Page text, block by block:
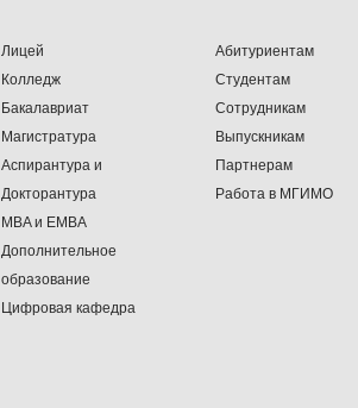
Лицей
Колледж
Бакалавриат
Магистратура
Аспирантура и
Докторантура
MBA и EMBA
Дополнительное
образование
Цифровая кафедра
Абитуриентам
Студентам
Сотрудникам
Выпускникам
Партнерам
Работа в МГИМО